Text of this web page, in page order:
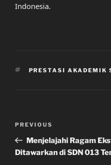
Indonesia.
TAGS
PRESTASI AKADEMIK
Previous
Post
PREVIOUS
Menjelajahi Ragam
Ditawarkan di SDN 013